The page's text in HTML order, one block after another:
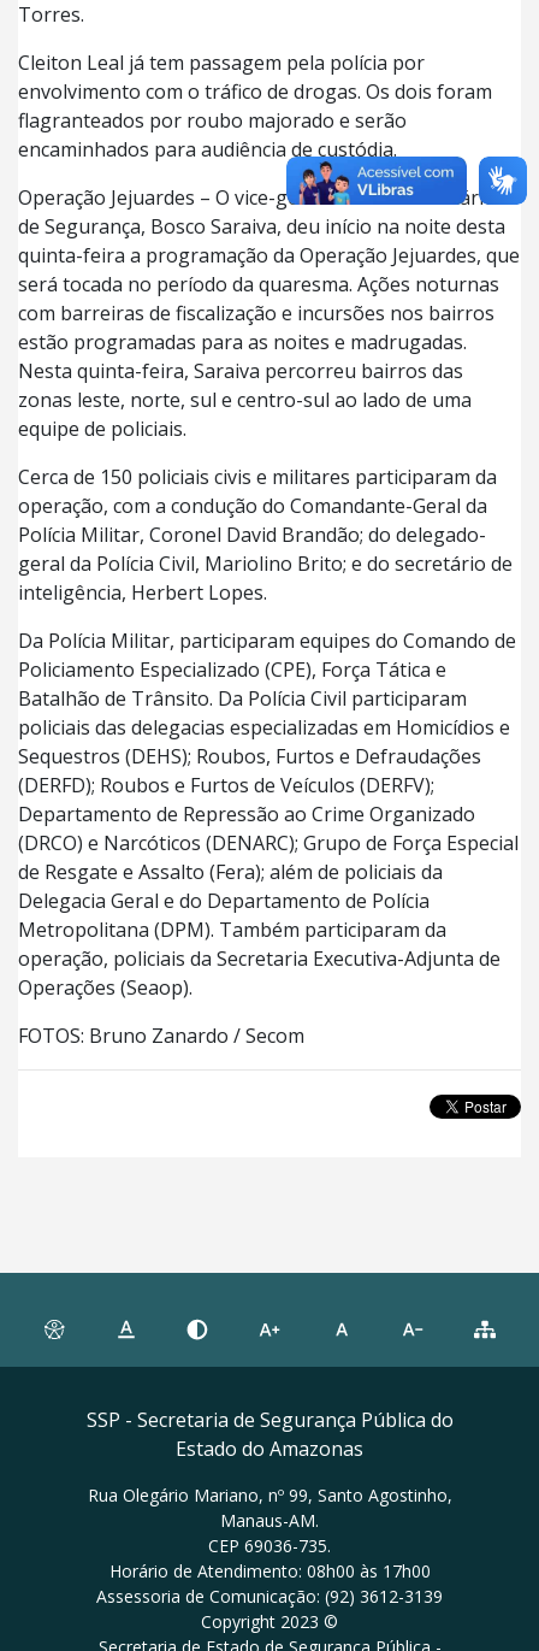
Torres.
Cleiton Leal já tem passagem pela polícia por
envolvimento com o tráfico de drogas. Os dois foram
flagranteados por roubo majorado e serão
encaminhados para audiência de custódia.
Operação Jejuardes – O vice-governador e Secretário
de Segurança, Bosco Saraiva, deu início na noite desta
quinta-feira a programação da Operação Jejuardes, que
será tocada no período da quaresma. Ações noturnas
com barreiras de fiscalização e incursões nos bairros
estão programadas para as noites e madrugadas.
Nesta quinta-feira, Saraiva percorreu bairros das
zonas leste, norte, sul e centro-sul ao lado de uma
equipe de policiais.
Cerca de 150 policiais civis e militares participaram da
operação, com a condução do Comandante-Geral da
Polícia Militar, Coronel David Brandão; do delegado-
geral da Polícia Civil, Mariolino Brito; e do secretário de
inteligência, Herbert Lopes.
Da Polícia Militar, participaram equipes do Comando de
Policiamento Especializado (CPE), Força Tática e
Batalhão de Trânsito. Da Polícia Civil participaram
policiais das delegacias especializadas em Homicídios e
Sequestros (DEHS); Roubos, Furtos e Defraudações
(DERFD); Roubos e Furtos de Veículos (DERFV);
Departamento de Repressão ao Crime Organizado
(DRCO) e Narcóticos (DENARC); Grupo de Força Especial
de Resgate e Assalto (Fera); além de policiais da
Delegacia Geral e do Departamento de Polícia
Metropolitana (DPM). Também participaram da
operação, policiais da Secretaria Executiva-Adjunta de
Operações (Seaop).
FOTOS: Bruno Zanardo / Secom
SSP - Secretaria de Segurança Pública do
Estado do Amazonas
Rua Olegário Mariano, nº 99, Santo Agostinho,
Manaus-AM.
CEP 69036-735.
Horário de Atendimento: 08h00 às 17h00
Assessoria de Comunicação: (92) 3612-3139
Copyright 2023 ©
Secretaria de Estado de Segurança Pública -